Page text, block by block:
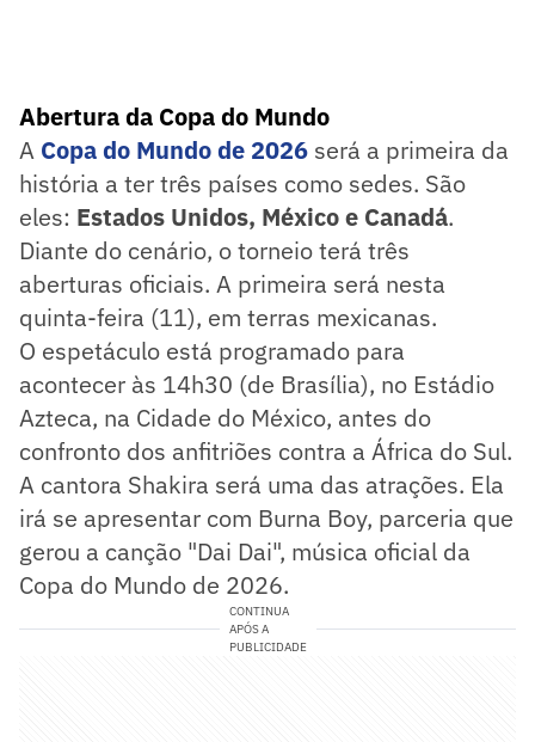
Abertura da Copa do Mundo
A Copa do Mundo de 2026 será a primeira da
história a ter três países como sedes. São
eles: Estados Unidos, México e Canadá.
Diante do cenário, o torneio terá três
aberturas oficiais. A primeira será nesta
quinta-feira (11), em terras mexicanas.
O espetáculo está programado para
acontecer às 14h30 (de Brasília), no Estádio
Azteca, na Cidade do México, antes do
confronto dos anfitriões contra a África do Sul.
A cantora Shakira será uma das atrações. Ela
irá se apresentar com Burna Boy, parceria que
gerou a canção "Dai Dai", música oficial da
Copa do Mundo de 2026.
CONTINUA
APÓS A
PUBLICIDADE